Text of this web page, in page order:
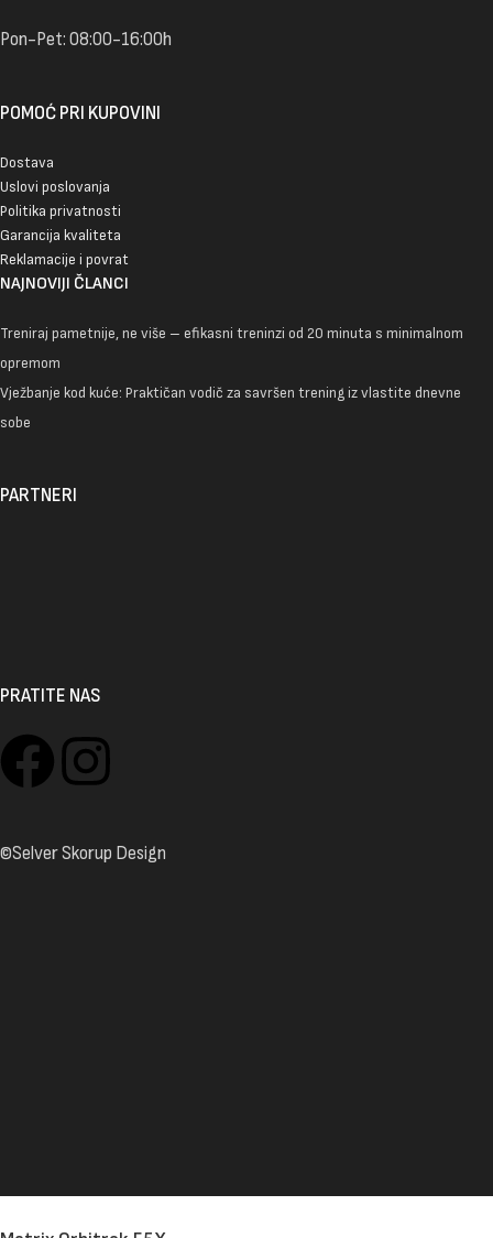
Pon-Pet: 08:00-16:00h
POMOĆ PRI KUPOVINI
Dostava
Uslovi poslovanja
Politika privatnosti
Garancija kvaliteta
Reklamacije i povrat
NAJNOVIJI ČLANCI
Treniraj pametnije, ne više – efikasni treninzi od 20 minuta s minimalnom
opremom
Vježbanje kod kuće: Praktičan vodič za savršen trening iz vlastite dnevne
sobe
PARTNERI
PRATITE NAS
©Selver Skorup Design